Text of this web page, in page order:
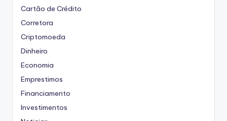
Cartão de Crédito
Corretora
Criptomoeda
Dinheiro
Economia
Emprestimos
Financiamento
Investimentos